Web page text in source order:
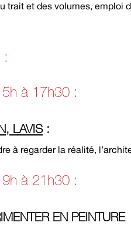
trait et des volumes, emploi
:
à 17h30 :
LAVIS :
à regarder la réalité,
à 21h30 :
EN PEINTURE